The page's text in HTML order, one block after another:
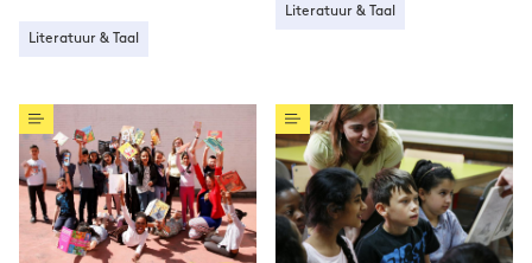
Literatuur & Taal
Literatuur & Taal